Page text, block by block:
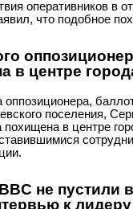
оперативников в
что подобное
в центре
поселения,
в центре
не пустили
к